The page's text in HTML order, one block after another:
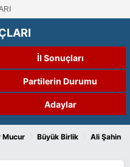
İl Sonuçları
Partilerin Durumu
Adaylar
Mucur Büyük Birlik Ali Şahin